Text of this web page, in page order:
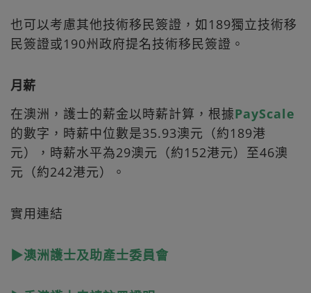
也可以考慮其他技術移民簽證，如189獨立技術移
民簽證或190州政府提名技術移民簽證。
月薪
在澳洲，護士的薪金以時薪計算，根據PayScale
的數字，時薪中位數是35.93澳元（約189港
元），時薪水平為29澳元（約152港元）至46澳
元（約242港元）。
實用連結
▶澳洲護士及助產士委員會